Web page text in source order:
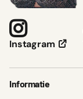
Instagram
Informatie